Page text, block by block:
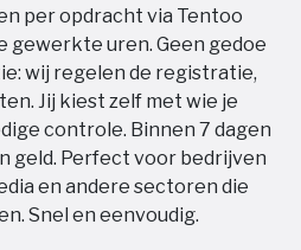
per opdracht via Tentoo
gewerkte uren. Geen gedoe
wij regelen de registratie,
Jij kiest zelf met wie je
controle. Binnen 7 dagen
geld. Perfect voor bedrijven
en andere sectoren die
Snel en eenvoudig.